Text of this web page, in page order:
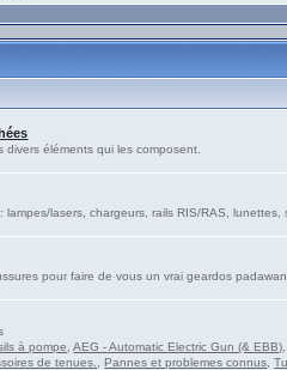
éléments qui les composent.
lasers, chargeurs, rails RIS/RAS, lunettes,
pour faire de vous un vrai geardos padawan
à pompe ,AEG - Automatic Electric Gun (& EBB)
de tenues. ,Pannes et problemes connus ,